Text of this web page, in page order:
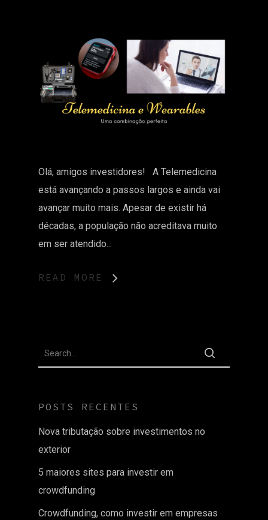
Olá, amigos investidores! A Telemedicina
está avançando a passos largos e ainda vai
avançar muito mais. Apesar de existir há
décadas, a população não acreditava muito
em ser atendido...
READ MORE
POSTS RECENTES
Nova tributação sobre investimentos no
exterior
5 maiores sites para investir em
crowdfunding
Crowdfunding, como investir em empresas